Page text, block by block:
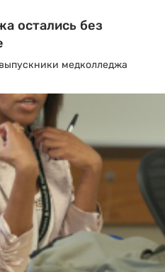
остались без
медколледжа